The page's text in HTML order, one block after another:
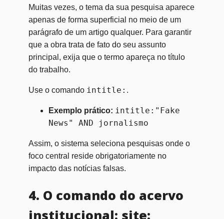
Muitas vezes, o tema da sua pesquisa aparece
apenas de forma superficial no meio de um
parágrafo de um artigo qualquer. Para garantir
que a obra trata de fato do seu assunto
principal, exija que o termo apareça no título
do trabalho.
Use o comando intitle: .
Exemplo prático: intitle:"Fake
News" AND jornalismo
Assim, o sistema seleciona pesquisas onde o
foco central reside obrigatoriamente no
impacto das notícias falsas.
4. O comando do acervo
institucional: site: